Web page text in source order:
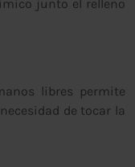
junto el relleno
libres permite
de tocar la